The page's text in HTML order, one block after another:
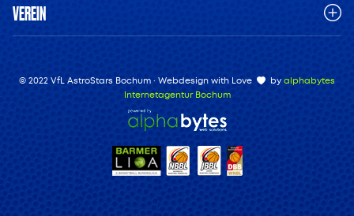
VEREIN
© 2022 VfL AstroStars Bochum · Webdesign with Love by alphabytes
Internetagentur Bochum